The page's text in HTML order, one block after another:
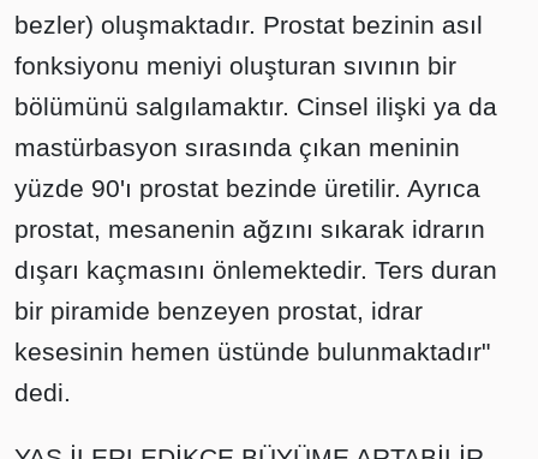
bezler) oluşmaktadır. Prostat bezinin asıl
fonksiyonu meniyi oluşturan sıvının bir
bölümünü salgılamaktır. Cinsel ilişki ya da
mastürbasyon sırasında çıkan meninin
yüzde 90'ı prostat bezinde üretilir. Ayrıca
prostat, mesanenin ağzını sıkarak idrarın
dışarı kaçmasını önlemektedir. Ters duran
bir piramide benzeyen prostat, idrar
kesesinin hemen üstünde bulunmaktadır"
dedi.